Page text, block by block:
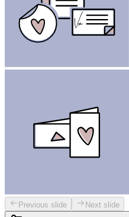
Previous slide Next slide